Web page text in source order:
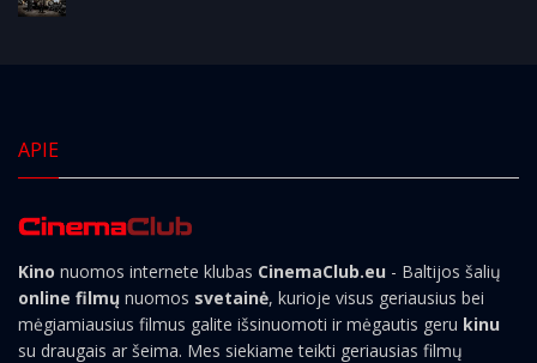
APIE
Kino nuomos internete klubas CinemaClub.eu - Baltijos šalių
online filmų nuomos svetainė, kurioje visus geriausius bei
mėgiamiausius filmus galite išsinuomoti ir mėgautis geru kinu
su draugais ar šeima. Mes siekiame teikti geriausias filmų